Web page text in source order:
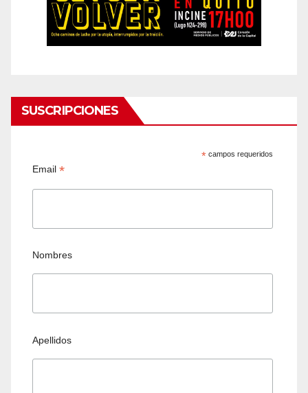
SUSCRIPCIONES
* campos requeridos
Email*
Nombres
Apellidos